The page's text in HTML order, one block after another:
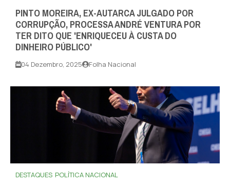
PINTO MOREIRA, EX-AUTARCA JULGADO POR
CORRUPÇÃO, PROCESSA ANDRÉ VENTURA POR
TER DITO QUE 'ENRIQUECEU À CUSTA DO
DINHEIRO PÚBLICO'
04 Dezembro, 2025 Folha Nacional
DESTAQUES POLÍTICA NACIONAL